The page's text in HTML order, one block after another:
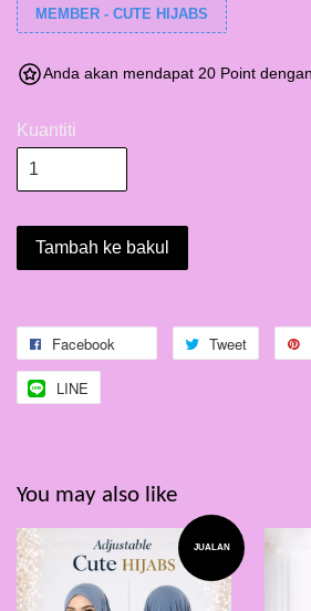
MEMBER - CUTE HIJABS
Anda akan mendapat 20 Point
Kuantiti
Tambah ke bakul
Facebook Tweet
LINE
You may also like
JUALAN